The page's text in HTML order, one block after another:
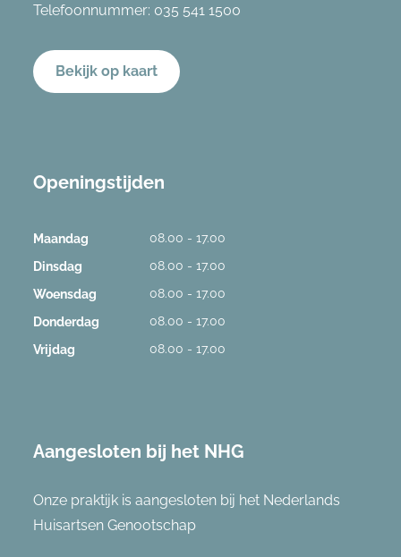
Telefoonnummer: 035 541 1500
Bekijk op kaart
Openingstijden
Maandag 08.00 - 17.00
Dinsdag 08.00 - 17.00
Woensdag 08.00 - 17.00
Donderdag 08.00 - 17.00
Vrijdag 08.00 - 17.00
Aangesloten bij het NHG
Onze praktijk is aangesloten bij het Nederlands
Huisartsen Genootschap